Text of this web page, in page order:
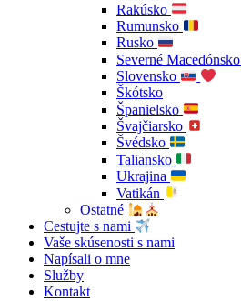
Rakúsko
Rumunsko
Rusko
Severné Macedónsko
Slovensko
Škótsko
Španielsko
Švajčiarsko
Švédsko
Taliansko
Ukrajina
Vatikán
Ostatné
Cestujte s nami
Vaše skúsenosti s nami
Napísali o mne
Služby
Kontakt